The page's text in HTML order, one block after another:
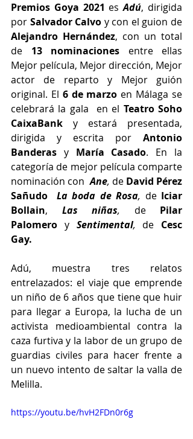
Premios Goya 2021 es Adú, dirigida
por Salvador Calvo
Alejandro Hernández, con un total
de 13 nominaciones entre ellas
Mejor película, Mejor dirección, Mejor
actor de reparto y Mejor guión
original. El 6 de marzo en Málaga se
celebrará la gala  en el Teatro Soho
CaixaBank y estará presentada,
dirigida y escrita por Antonio
Banderas y María Casado. En la
categoría de mejor película comparte
nominación con Ane, de David Pérez
Sañudo
La boda de Rosa, de Iciar
Bollain, Las niñas, de Pilar
Palomero y Sentimental, de Cesc
Gay.
Adú, muestra tres relatos
entrelazados: el viaje que emprende
un niño de 6 años que tiene que huir
para llegar a Europa, la lucha de un
activista medioambiental contra la
caza furtiva y la labor de un grupo de
guardias civiles para hacer frente a
un nuevo intento de saltar la valla de
Melilla.
https://youtu.be/hvH2FDn0r6g